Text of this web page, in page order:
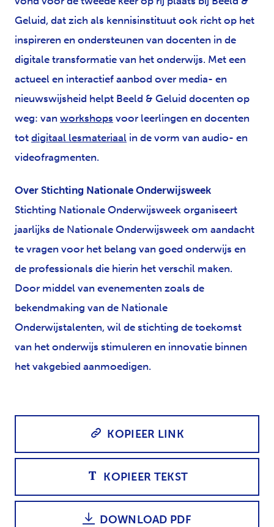
Geluid, dat zich als kennisinstituut ook richt op het
inspireren en ondersteunen van docenten in de
digitale transformatie van het onderwijs. Met een
actueel en interactief aanbod over media- en
nieuwswijsheid helpt Beeld & Geluid docenten op
weg: van workshops voor leerlingen en docenten
tot digitaal lesmateriaal in de vorm van audio- en
videofragmenten.
Over Stichting Nationale Onderwijsweek
Stichting Nationale Onderwijsweek organiseert
jaarlijks de Nationale Onderwijsweek om aandacht
te vragen voor het belang van goed onderwijs en
de professionals die hierin het verschil maken.
Door middel van evenementen zoals de
bekendmaking van de Nationale
Onderwijstalenten, wil de stichting de toekomst
van het onderwijs stimuleren en innovatie binnen
het vakgebied aanmoedigen.
KOPIEER LINK
KOPIEER TEKST
DOWNLOAD PDF